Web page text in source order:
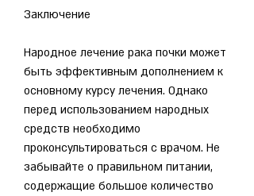
Заключение
Народное лечение рака почки может
быть эффективным дополнением к
основному курсу лечения. Однако
перед использованием народных
средств необходимо
проконсультироваться с врачом. Не
забывайте о правильном питании,
содержащие большое количество